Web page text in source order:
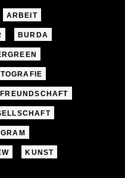
ARBEIT
BURDA
FREUNDSCHAFT
KUNST